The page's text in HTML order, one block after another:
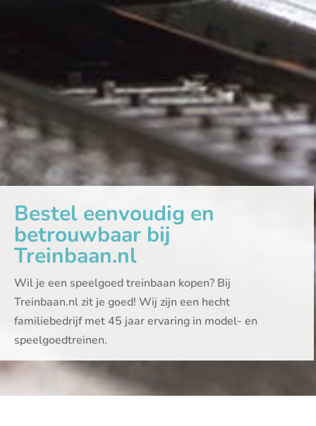
Bestel eenvoudig en
betrouwbaar bij
Treinbaan.nl
Wil je een speelgoed treinbaan kopen? Bij
Treinbaan.nl zit je goed! Wij zijn een hecht
familiebedrijf met 45 jaar ervaring in model- en
speelgoedtreinen.